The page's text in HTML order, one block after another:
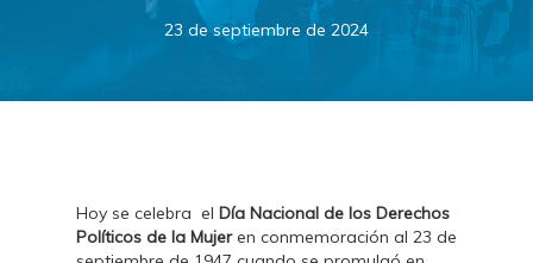
23 de septiembre de 2024
Hoy se celebra el Día Nacional de los Derechos
Políticos de la Mujeren conmemoración al 23 de